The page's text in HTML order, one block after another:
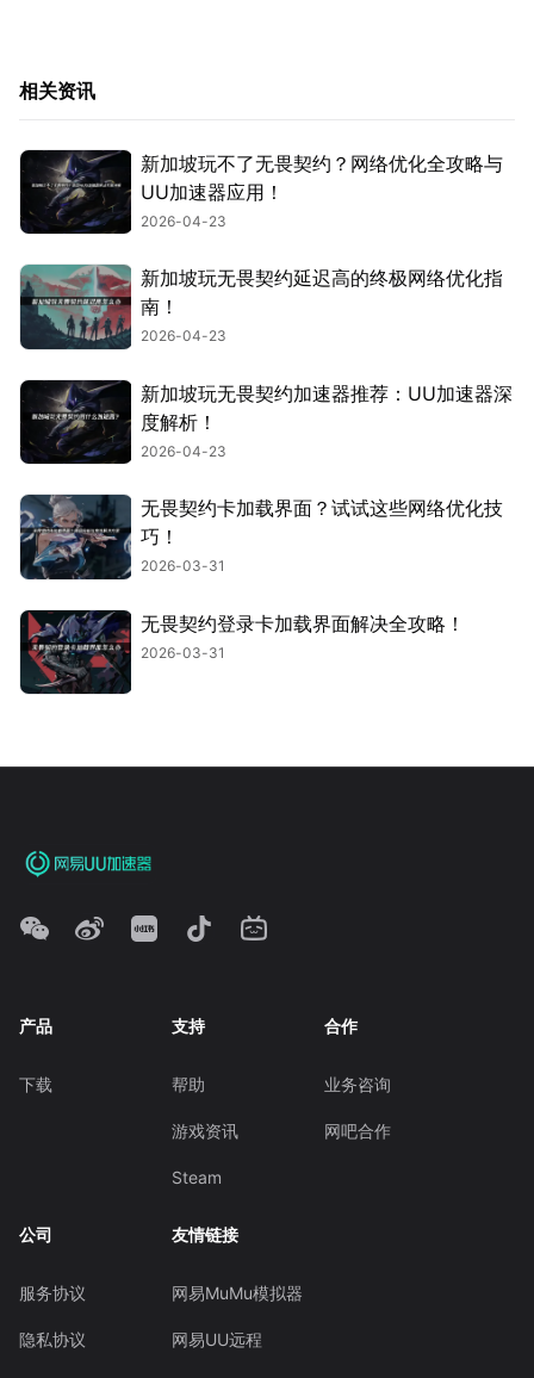
相关资讯
新加坡玩不了无畏契约？网络优化全攻略与
UU加速器应用！
2026-04-23
新加坡玩无畏契约延迟高的终极网络优化指
南！
2026-04-23
新加坡玩无畏契约加速器推荐：UU加速器深
度解析！
2026-04-23
无畏契约卡加载界面？试试这些网络优化技
巧！
2026-03-31
无畏契约登录卡加载界面解决全攻略！
2026-03-31
产品
下载
支持
帮助
游戏资讯
Steam
合作
业务咨询
网吧合作
公司
服务协议
隐私协议
友情链接
网易MuMu模拟器
网易UU远程